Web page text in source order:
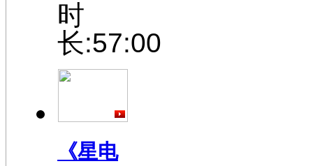
时
长:57:00
《星电